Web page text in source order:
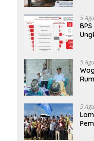
5
5
dan
5